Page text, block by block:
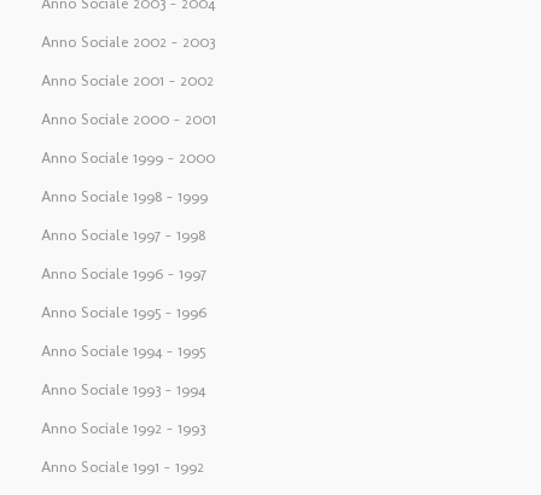
Anno Sociale 2002 – 2003
Anno Sociale 2001 – 2002
Anno Sociale 2000 – 2001
Anno Sociale 1999 – 2000
Anno Sociale 1998 – 1999
Anno Sociale 1997 – 1998
Anno Sociale 1996 – 1997
Anno Sociale 1995 – 1996
Anno Sociale 1994 – 1995
Anno Sociale 1993 – 1994
Anno Sociale 1992 – 1993
Anno Sociale 1991 – 1992